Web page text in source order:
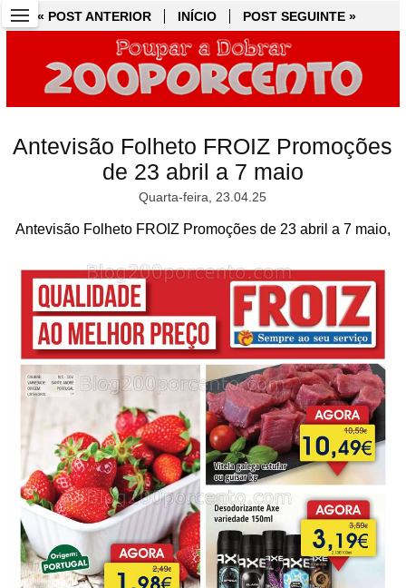
« POST ANTERIOR INÍCIO POST SEGUINTE »
Antevisão Folheto FROIZ Promoções
de 23 abril a 7 maio
Quarta-feira, 23.04.25
Antevisão Folheto FROIZ Promoções de 23 abril a 7 maio,
« POST ANTERIOR INÍCIO POST SEGUINTE »